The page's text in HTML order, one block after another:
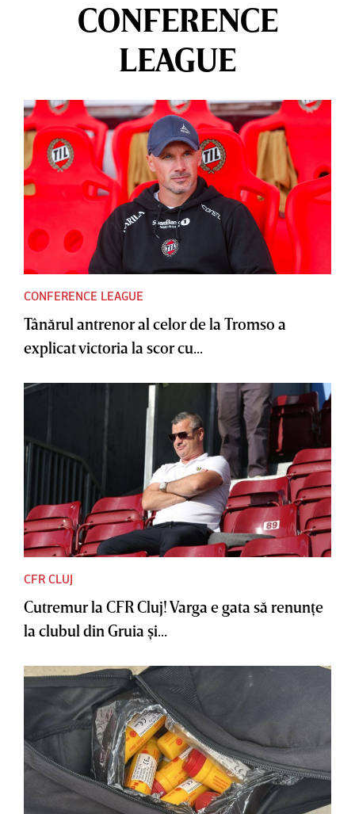
CONFERENCE
LEAGUE
CONFERENCE LEAGUE
Tânărul antrenor al celor de la Tromso a
explicat victoria la scor cu...
CFR CLUJ
Cutremur la CFR Cluj! Varga e gata să renunţe
la clubul din Gruia şi...